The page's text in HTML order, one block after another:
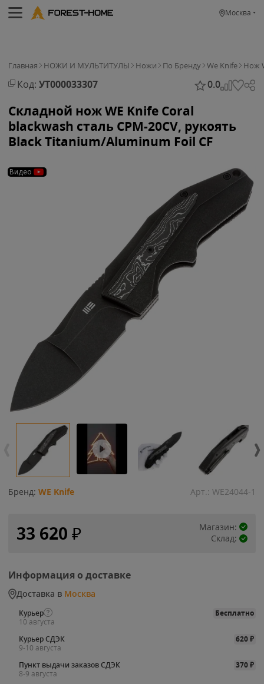
Москва
Главная НОЖИ И МУЛЬТИТУЛЫ Ножи По Бренду We Knife Нож
Код: УТ000033307 0.0
Складной нож WE Knife Coral
blackwash сталь CPM-20CV, рукоять
Black Titanium/Aluminum Foil CF
Видео
Бренд: WE Knife Арт.: WE24044-1
33 620 ₽
Магазин:
Склад:
Информация о доставке
Доставка в Москва
Курьер
Бесплатно
10 августа
Курьер СДЭК
620₽
9-10 августа
Пункт выдачи заказов СДЭК
370₽
8-9 августа